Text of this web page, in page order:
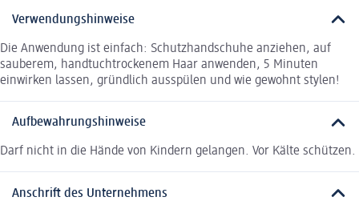
Verwendungshinweise
Die Anwendung ist einfach: Schutzhandschuhe anziehen, auf
sauberem, handtuchtrockenem Haar anwenden, 5 Minuten
einwirken lassen, gründlich ausspülen und wie gewohnt stylen!
Aufbewahrungshinweise
Darf nicht in die Hände von Kindern gelangen. Vor Kälte schützen.
Anschrift des Unternehmens